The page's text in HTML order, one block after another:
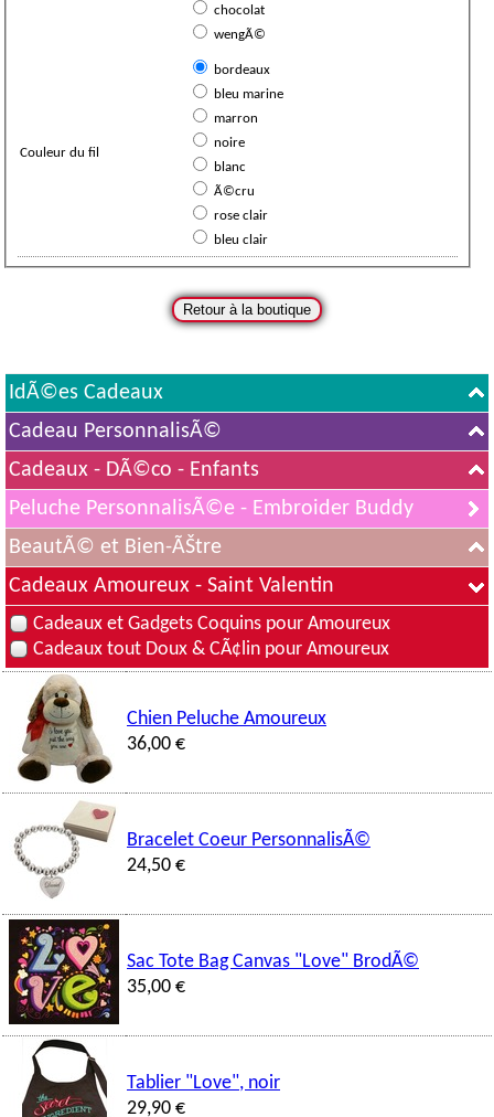
chocolat
wengÃ©
Couleur du fil
bordeaux
bleu marine
marron
noire
blanc
Ã©cru
rose clair
bleu clair
IdÃ©es Cadeaux
Cadeau PersonnalisÃ©
Cadeaux - DÃ©co - Enfants
Peluche PersonnalisÃ©e - Embroider Buddy
BeautÃ© et Bien-ÃŠtre
Cadeaux Amoureux - Saint Valentin
Cadeaux et Gadgets Coquins pour Amoureux
Cadeaux tout Doux & CÃ¢lin pour Amoureux
Chien Peluche Amoureux
36,00 €
Bracelet Coeur PersonnalisÃ©
24,50 €
Sac Tote Bag Canvas "Love" BrodÃ©
35,00 €
Tablier "Love", noir
29,90 €